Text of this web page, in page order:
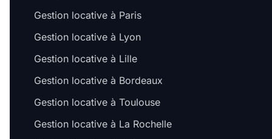
Gestion locative à Paris
Gestion locative à Lyon
Gestion locative à Lille
Gestion locative à Bordeaux
Gestion locative à Toulouse
Gestion locative à La Rochelle